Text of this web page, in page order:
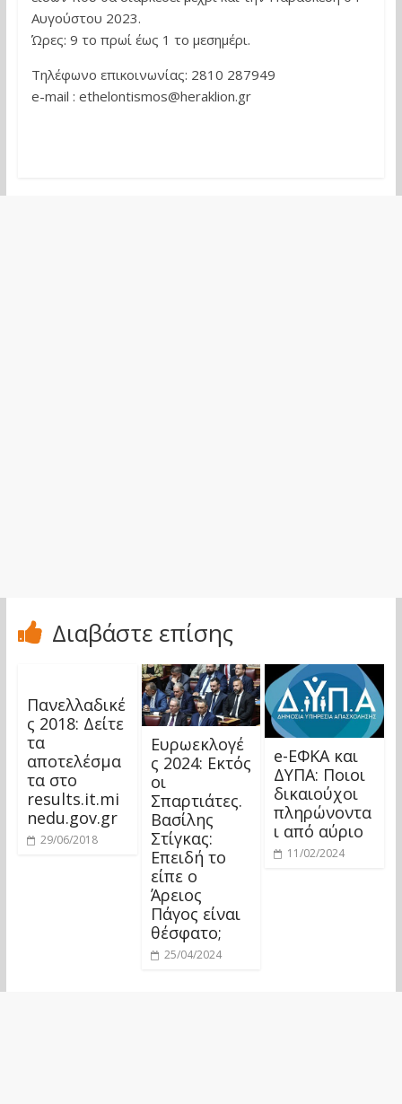
Αυγούστου 2023.
Ώρες: 9 το πρωί έως 1 το μεσημέρι.
Τηλέφωνο επικοινωνίας: 2810 287949
e-mail : ethelontismos@heraklion.gr
Διαβάστε επίσης
Πανελλαδικέ
ς 2018: Δείτε
τα
αποτελέσμα
τα στο
results.it.mi
nedu.gov.gr
29/06/2018
Ευρωεκλογέ
ς 2024: Εκτός
οι
Σπαρτιάτες.
Βασίλης
Στίγκας:
Επειδή το
είπε ο
Άρειος
Πάγος είναι
θέσφατο;
25/04/2024
e-ΕΦΚΑ και
ΔΥΠΑ: Ποιοι
δικαιούχοι
πληρώνοντα
ι από αύριο
11/02/2024